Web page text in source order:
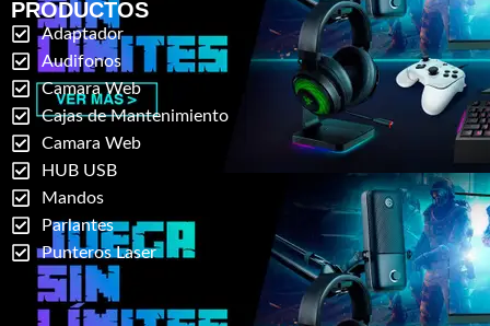
PRODUCTOS
Adaptador
Audifonos
Camara Web
Cajas de Mantenimiento
Camara Web
HUB USB
Mandos
Parlantes
Punteros Laser